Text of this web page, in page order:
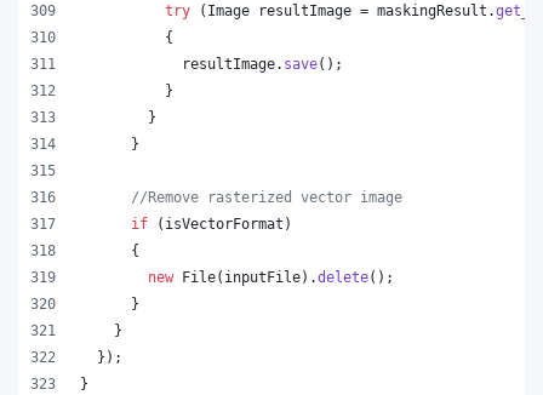
try ( Image resultImage = maskingResult .
          {
resultImage. save();
          }
        }
      }
//Remove rasterized vector image
if ( isVectorFormat )
      {
new File( inputFile).delete();
      }
    }
  });
}